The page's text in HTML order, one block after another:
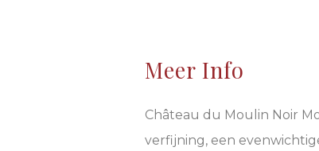
Meer Info
Château du Moulin Noir
verfijning, een